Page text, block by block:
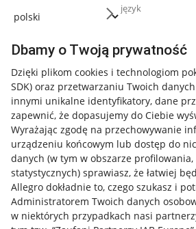
język
Dbamy o Twoją prywatność
Dzięki plikom cookies i technologiom
SDK) oraz przetwarzaniu Twoich
innymi unikalne identyfikatory, dane
zapewnić, że dopasujemy do Ciebie
Wyrażając zgodę na przechowywanie
urządzeniu końcowym lub dostęp do
danych (w tym w obszarze
statystycznych) sprawiasz, że łatwiej
Allegro dokładnie to, czego szukasz i
Administratorem Twoich danych
w niektórych przypadkach nasi